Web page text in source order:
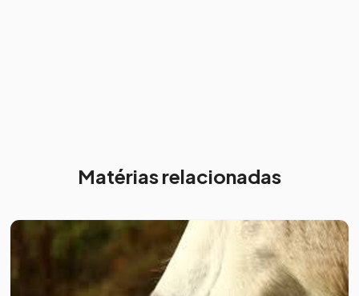
Matérias relacionadas